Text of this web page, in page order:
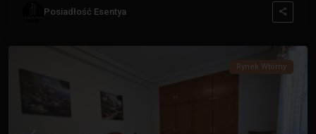
Posiadłość Esentya
Acequion,
Rynek Wtórny